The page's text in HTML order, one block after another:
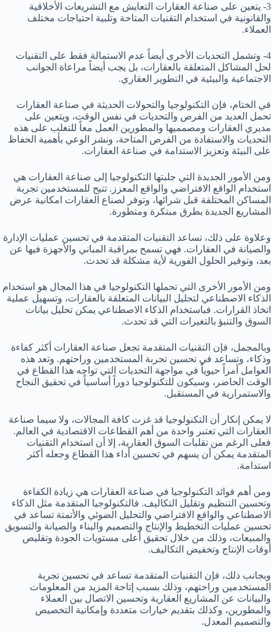
3- يتعين على صناعة العقارات التعايش مع التشريعات الأخلاقية
والقانونية في استخدام التقنيات المتاحة وتلبية احتياجات مختلف
العملاء.
4- وتشمل التحديات الأخرى أيضاً عدم الاستمالة فقط على التقنيات
لحل المشاكل المتعلقة بالعقارات، بل يجب أيضاً مراعاة الجوانب
الاجتماعية والبيئية في التطوير العقاري.
في الختام، فإن التكنولوجيا والتحولات الحديثة في صناعة العقارات
تحمل العديد من الفرص والتحديات في نفس الوقت، ويتعين على
مديري العقارات ومصمميها والمطورين العمل معاً للتغلب على هذه
التحديات والاستفادة من الفرص المتاحة، ونشر الوعي بأهمية الحفاظ
على البيئة وتعزيز الاستدامة في صناعة العقارات.
ومن الأمور الجديدة التي جلبتها التكنولوجيا إلى صناعة العقارات هي
استخدام الواقع الافتراضي والواقع المعزز. تتيح للمستخدمين تجربة
المساكن المختلفة قبل شرائها، وتوفر لصناع العقارات امكانية عرض
المشاريع الجديدة بطرق مبتكرة ومتطورة.
وعلاوة على ذلك، تساعد التقنيات المتقدمة في تحسين عمليات الإدارة
والصيانة في العقارات. فهي تسمح بمراقبة المباني والأجهزة فيها عن
بعد، وتوفير الحلول الفورية لأية مشكلة قد تحدث.
ومن الأمور الأخرى التي تحملها التكنولوجيا في هذا المجال هو استخدام
الذكاء الاصطناعي لتحليل البيانات المتعلقة بالعقارات، وتسهيل عملية
اتخاذ القرارات. فباستخدام الذكاء الاصطناعي يمكن تحليل بيانات
السوق والتنبؤ بالتغيرات التي قد تحدث.
وبالمجمل، فإن التقنيات المتقدمة تجعل صناعة العقارات أكثر كفاءة
وذكاء، وتساعد في تحسين تجربة المستخدمين وراحتهم. وتعد هذه
العوامل أمراً حيوياً في مواجهة التحديات التي تواجه هذا القطاع في
الوقت الحاضر، وسيكون للتكنولوجيا دوراً أساسياً في تحقيق النجاح
والاستمرارية في المستقبل.
لا يمكن إنكار أن التكنولوجيا قد غزت كافة المجالات، ولا سيما صناعة
العقارات التي تعتبر واحدة من أهم القطاعات الاقتصادية في العالم.
فعلى الرغم من تقلبات السوق العقارية، إلا أن استخدام التقنيات
المتقدمة يمكن أن يسهم في تحسين أداء هذا القطاع وجعله أكثر
استدامة.
ومن أهم فوائد التكنولوجيا في صناعة العقارات هي زيادة الكفاءة
وتحسين التنظيم وتقليل التكاليف. فالتكنولوجيا المتقدمة مثل الذكاء
الاصطناعي والواقع الافتراضي والتحليل الضوئي والأتمتة تساعد في
تحسين عمليات التخطيط والإنتاج والتصميم والبناء والصيانة والتسويق
والمبيعات، وذلك من خلال تحقيق أعلى مستويات الجودة وتقليص
أوقات الإنتاج وتخفيض التكاليف.
وبجانب ذلك، فإن التقنيات المتقدمة تساعد في تحسين تجربة
المستخدمين وراحتهم، وذلك بسبب إتاحة المزيد من المعلومات
والبيانات عن المشاريع العقارية وتحسين الاتصال بين العملاء
والمطورين، وكذلك بتقديم خيارات متعددة وإمكانية التخصيص
والتصميم المعدل.